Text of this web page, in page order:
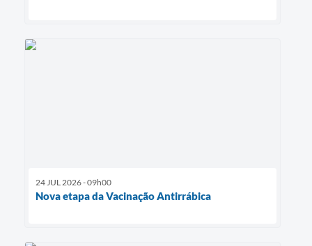
24 JUL 2026 - 09h00
Nova etapa da Vacinação Antirrábica